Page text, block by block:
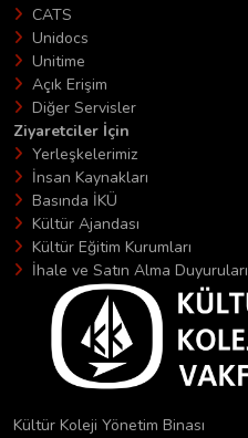
CATS
Unidocs
Unitime
Açık Erişim
Diğer Servisler
Ziyaretciler İçin
Yerleşkelerimiz
İnsan Kaynakları
Basında İKÜ
Kültür Ajandası
Kültür Eğitim Kurumları
İhale ve Satın Alma Duyuruları
Kültür Koleji Yönetim Binası